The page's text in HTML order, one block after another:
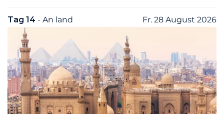
Tag 14 - An land Fr. 28 August 2026